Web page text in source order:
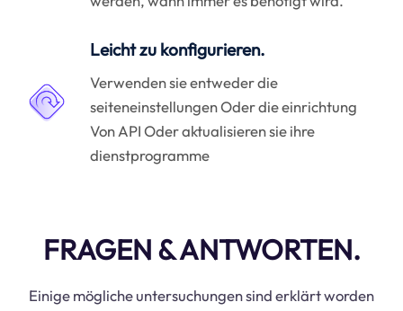
Leicht zu konfigurieren.
Verwenden sie entweder die
seiteneinstellungen Oder die einrichtung
Von API Oder aktualisieren sie ihre
dienstprogramme
FRAGEN & ANTWORTEN.
Einige mögliche untersuchungen sind erklärt worden